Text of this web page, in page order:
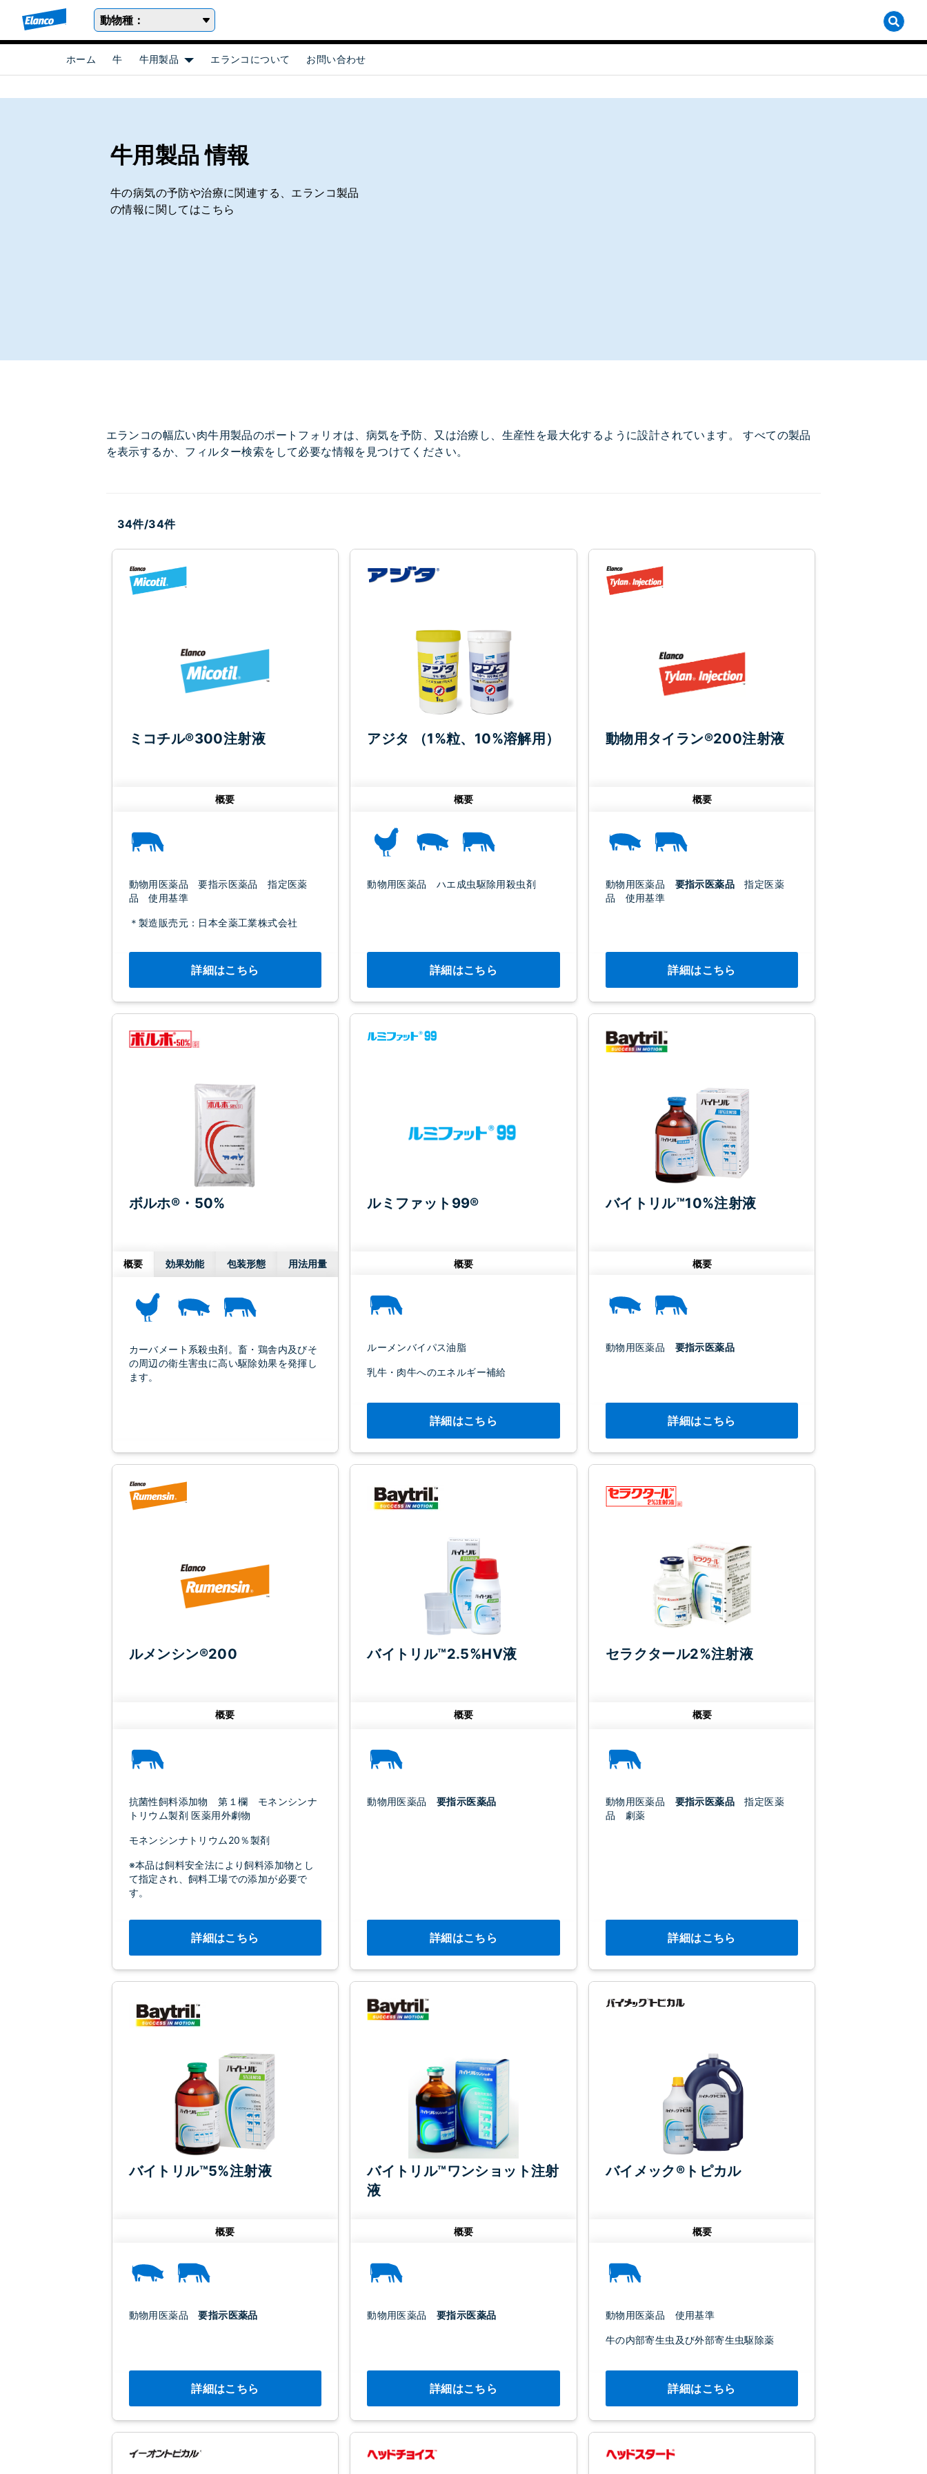
動物種：
ホーム 牛
牛用製品
エランコについて お問い合わせ
牛用製品 情報
牛の病気の予防や治療に関連する、エランコ製品
の情報に関してはこちら
エランコの幅広い肉牛用製品のポートフォリオは、病気を予防、又は治療し、生産性を最大化するように設計されています。 すべての製品
を表示するか、フィルター検索をして必要な情報を見つけてください。
34件/34件
ミコチル®300注射液
概要
動物用医薬品 要指示医薬品 指定医薬
品 使用基準
＊製造販売元：日本全薬工業株式会社
詳細はこちら
アジタ （1%粒、10%溶解用）
概要
動物用医薬品 ハエ成虫駆除用殺虫剤
詳細はこちら
動物用タイラン®200注射液
概要
動物用医薬品 要指示医薬品 指定医薬
品 使用基準
詳細はこちら
ボルホ®・50%
概要 効果効能 包装形態 用法用量
カーバメート系殺虫剤。畜・鶏舎内及びそ
の周辺の衛生害虫に高い駆除効果を発揮し
ます。
ルミファット99®
概要
ルーメンバイパス油脂
乳牛・肉牛へのエネルギー補給
詳細はこちら
バイトリル™10%注射液
概要
動物用医薬品 要指示医薬品
詳細はこちら
ルメンシン®200
概要
抗菌性飼料添加物 第１欄 モネンシンナ
トリウム製剤 医薬用外劇物
モネンシンナトリウム20％製剤
※本品は飼料安全法により飼料添加物とし
て指定され、飼料工場での添加が必要で
す。
詳細はこちら
バイトリル™2.5%HV液
概要
動物用医薬品 要指示医薬品
詳細はこちら
セラクタール2%注射液
概要
動物用医薬品 要指示医薬品指定医薬
品 劇薬
詳細はこちら
バイトリル™5%注射液
概要
動物用医薬品要指示医薬品
詳細はこちら
バイトリル™ワンショット注射
液
概要
動物用医薬品 要指示医薬品
詳細はこちら
バイメック®トピカル
概要
動物用医薬品 使用基準
牛の内部寄生虫及び外部寄生虫駆除薬
詳細はこちら